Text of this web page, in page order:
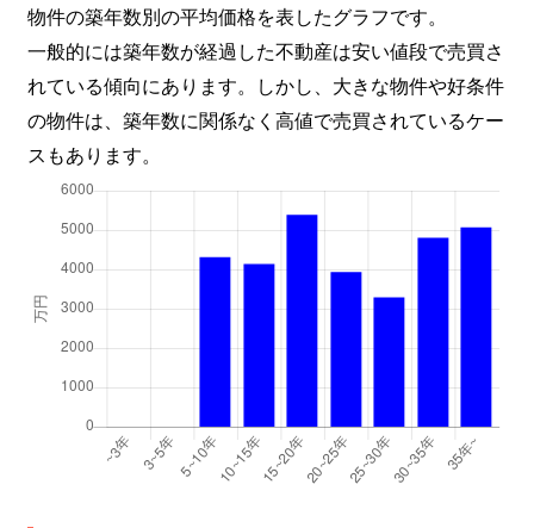
物件の築年数別の平均価格を表したグラフです。
一般的には築年数が経過した不動産は安い値段で売買さ
れている傾向にあります。しかし、大きな物件や好条件
の物件は、築年数に関係なく高値で売買されているケー
スもあります。